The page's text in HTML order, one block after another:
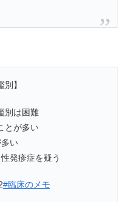
】
別は困難
とが多い
い
発疹症を疑う
#臨床のメモ